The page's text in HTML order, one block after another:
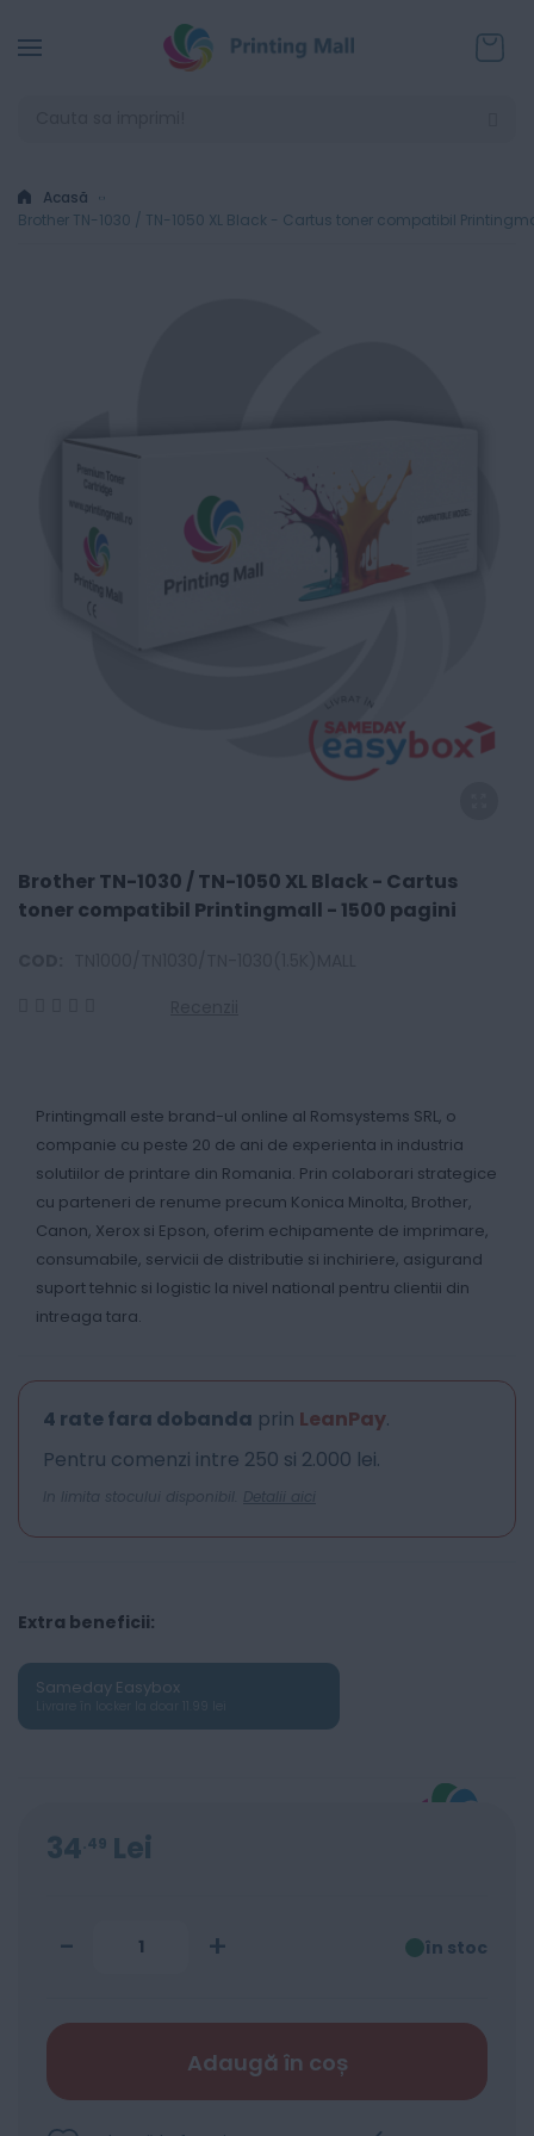
Acasă
Brother TN-1030 / TN-1050 XL Black - Cartus toner compatibil
Brother TN-1030 / TN-1050 XL Black - Cartus
toner compatibil Printingmall - 1500 pagini
Printingmall este brand-ul online al Romsystems SRL, o
companie cu peste 20 de ani de experienta in industria
solutiilor de printare din Romania. Prin colaborari strategice
cu parteneri de renume precum Konica Minolta, Brother,
Canon, Xerox si Epson, oferim echipamente de imprimare,
consumabile, servicii de distributie si inchiriere, asigurand
suport tehnic si logistic la nivel national pentru clientii din
intreaga tara.
4 rate fara dobanda prin LeanPay.
Pentru comenzi intre 250 si 2.000 lei.
In limita stocului disponibil. Detalii aici
Extra beneficii:
Sameday Easybox
34 49 Lei
- + în stoc
Adaugă în coș